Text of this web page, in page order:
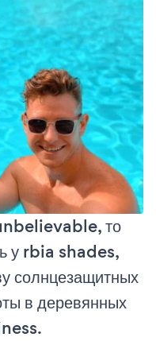
то
у rbia shades,
солнцезащитных
в деревянных